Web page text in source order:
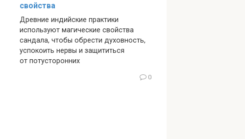
свойства
Древние индийские практики
используют магические свойства
сандала, чтобы обрести духовность,
успокоить нервы и защититься
от потусторонних
0